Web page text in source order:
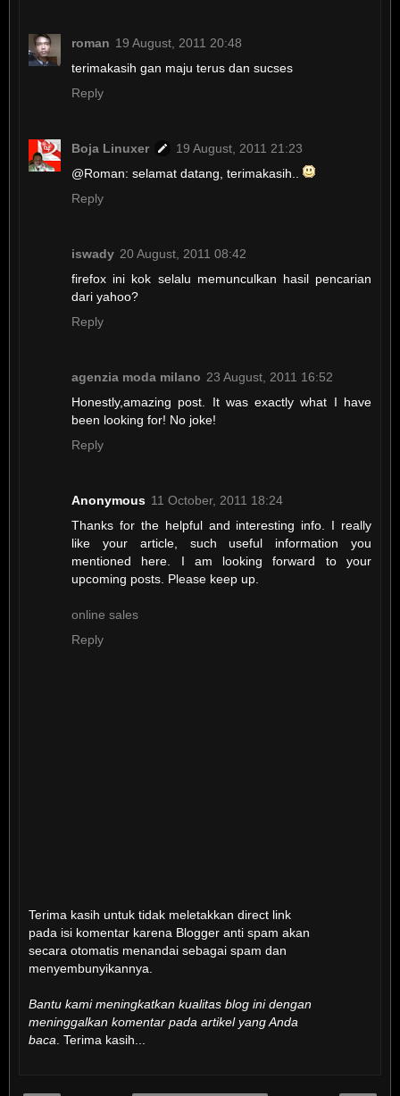
roman 19 August, 2011 20:48
terimakasih gan maju terus dan sucses
Reply
Boja Linuxer
19 August, 2011 21:23
@Roman: selamat datang, terimakasih..
Reply
iswady 20 August, 2011 08:42
firefox ini kok selalu memunculkan hasil pencarian
dari yahoo?
Reply
agenzia moda milano 23 August, 2011 16:52
Honestly,amazing post. It was exactly what I have
been looking for! No joke!
Reply
Anonymous 11 October, 2011 18:24
Thanks for the helpful and interesting info. I really
like your article, such useful information you
mentioned here. I am looking forward to your
upcoming posts. Please keep up.
online sales
Reply
Terima kasih untuk tidak meletakkan direct link
pada isi komentar karena Blogger anti spam akan
secara otomatis menandai sebagai spam dan
menyembunyikannya.
Bantu kami meningkatkan kualitas blog ini dengan
meninggalkan komentar pada artikel yang Anda
baca . Terima kasih...